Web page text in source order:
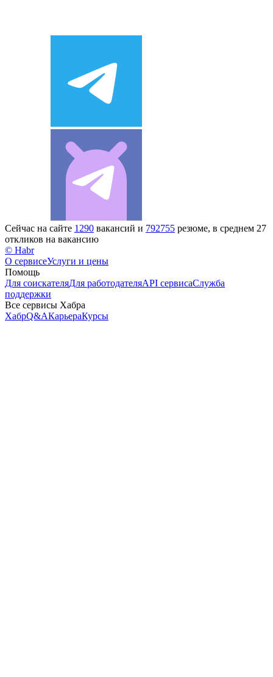
Сейчас на сайте 1290 вакансий и 792755 резюме, в среднем 27
откликов на вакансию
© Habr
О сервисеУслуги и цены
Помощь
Для соискателяДля работодателяAPI сервисаСлужба
поддержки
Все сервисы Хабра
ХабрQ&AКарьераКурсы